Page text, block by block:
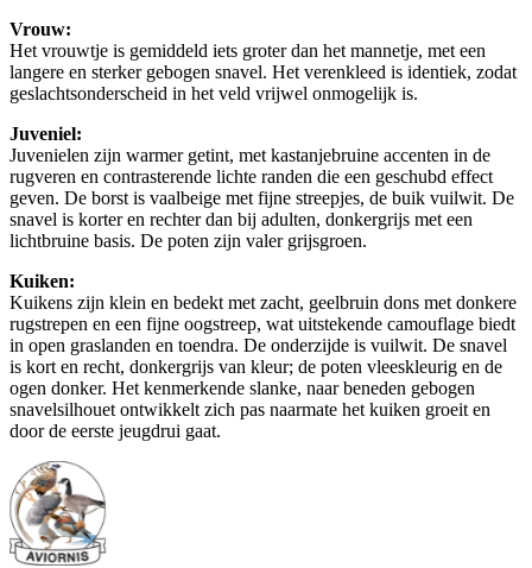
Vrouw:
Het vrouwtje is gemiddeld iets groter dan het mannetje, met een
langere en sterker gebogen snavel. Het verenkleed is identiek, zodat
geslachtsonderscheid in het veld vrijwel onmogelijk is.
Juveniel:
Juvenielen zijn warmer getint, met kastanjebruine accenten in de
rugveren en contrasterende lichte randen die een geschubd effect
geven. De borst is vaalbeige met fijne streepjes, de buik vuilwit. De
snavel is korter en rechter dan bij adulten, donkergrijs met een
lichtbruine basis. De poten zijn valer grijsgroen.
Kuiken:
Kuikens zijn klein en bedekt met zacht, geelbruin dons met donkere
rugstrepen en een fijne oogstreep, wat uitstekende camouflage biedt
in open graslanden en toendra. De onderzijde is vuilwit. De snavel
is kort en recht, donkergrijs van kleur; de poten vleeskleurig en de
ogen donker. Het kenmerkende slanke, naar beneden gebogen
snavelsilhouet ontwikkelt zich pas naarmate het kuiken groeit en
door de eerste jeugdrui gaat.